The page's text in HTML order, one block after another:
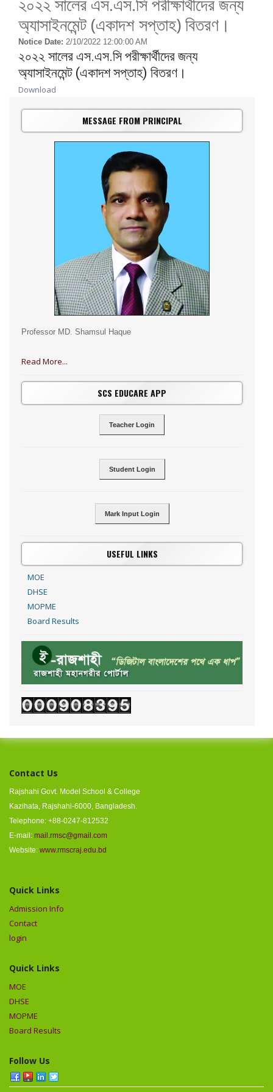
অ্যাসাইনমেন্ট (একাদশ সপ্তাহ) বিতরণ।
Notice Date: 2/10/2022 12:00:00 AM
২০২২ সালের এস.এস.সি পরীক্ষার্থীদের জন্য
অ্যাসাইনমেন্ট (একাদশ সপ্তাহ) বিতরণ।
Download
MESSAGE FROM PRINCIPAL
Professor MD. Shamsul Haque
Read More...
SCS EDUCARE APP
Teacher Login
Student Login
Mark Input Login
USEFUL LINKS
MOE
DHSE
MOPME
Board Results
Contact Us
Rajshahi Govt. Model School & College
Kazihata, Rajshahi-6000, Bangladesh.
Telephone: +88-0247-812532
E-mail: mail.rmsc@gmail.com
Website: www.rmscraj.edu.bd
Quick Links
Admission Info
Contact
login
Quick Links
MOE
DHSE
MOPME
Board Results
Follow Us